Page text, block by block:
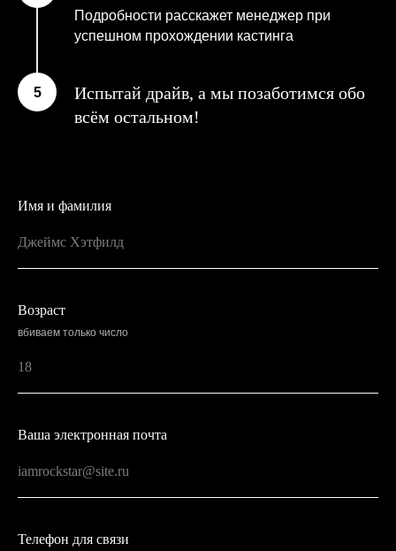
Подробности расскажет менеджер при
успешном прохождении кастинга
Испытай драйв, а мы позаботимся обо
всём остальном!
Имя и фамилия
Возраст
вбиваем только число
Ваша электронная почта
Телефон для связи